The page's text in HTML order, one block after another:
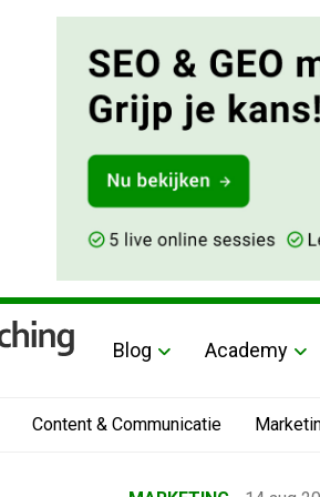
Blog Academy
Content & Communicatie